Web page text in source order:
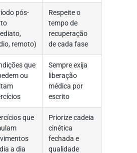
pós-
remoto)
Respeite o
tempo de
recuperação
de cada fase
que
ou
Sempre exija
liberação
médica por
escrito
que
a dia
Priorize cadeia
cinética
fechada e
qualidade